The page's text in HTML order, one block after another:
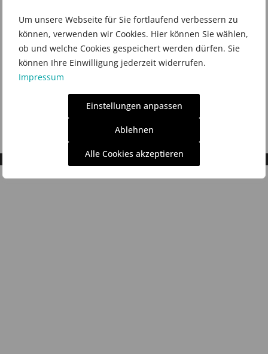
Um unsere Webseite für Sie fortlaufend verbessern zu
können, verwenden wir Cookies. Hier können Sie wählen,
ob und welche Cookies gespeichert werden dürfen. Sie
können Ihre Einwilligung jederzeit widerrufen.
Impressum
Einstellungen anpassen
Ablehnen
Alle Cookies akzeptieren